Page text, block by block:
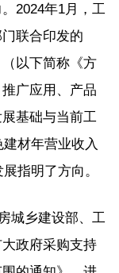
2024年1月，工
联合印发的
以下简称《方
广应用、产品
基础与当前工
材年营业收入
指明了方向。
城乡建设部、工
政府采购支持